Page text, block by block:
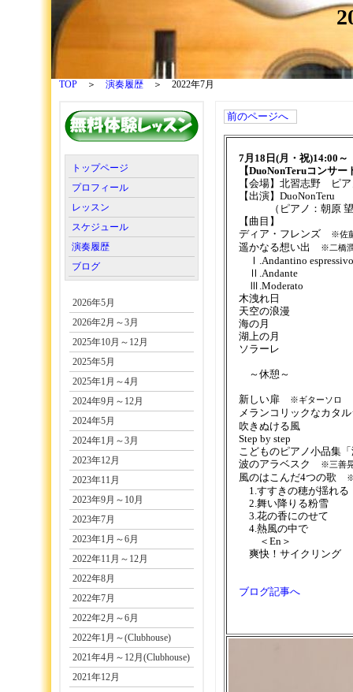
TOP ＞ 演奏履歴 ＞ 2022年7月
前のページへ
7月18日(月・祝)14:00～
【DuoNonTeruコンサー
【会場】北習志野 ピア
【出演】DuoNonTeru
（ピアノ：朝原 望、
【曲目】
ディア・フレンズ
※佐
遥かなる想い出 ※二橋
Ⅰ.Andantino espressivo
Ⅱ.Andante
Ⅲ.Moderato
木洩れ日
天空の浪漫
海の月
湖上の月
ソラーレ
～休憩～
新しい扉 ※ギターソロ
メランコリックなカタ
吹きぬける風
Step by step
こどものピアノ小品集「
波のアラベスク
※三善
風のはこんだ4つの歌
1.すすきの穂が揺れる
2.舞い降りる粉雪
3.花の香にのせて
4.熱風の中で
＜En＞
爽快！サイクリング
ブログ記事へ
トップページ
プロフィール
レッスン
スケジュール
演奏履歴
ブログ
2026年5月
2026年2月～3月
2025年10月～12月
2025年5月
2025年1月～4月
2024年9月～12月
2024年5月
2024年1月～3月
2023年12月
2023年11月
2023年9月～10月
2023年7月
2023年1月～6月
2022年11月～12月
2022年8月
2022年7月
2022年2月～6月
2022年1月～(Clubhouse)
2021年4月～12月(Clubhouse)
2021年12月